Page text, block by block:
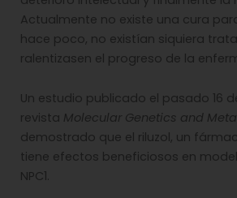
Actualmente no existe una cura
hace poco, no existían siquiera
ralentizasen el progreso de la
Un estudio publicado el pasado 16
revista Molecular Genetics and
demostrado que el riluzol, un
tiene efectos beneficiosos en
NPC1.